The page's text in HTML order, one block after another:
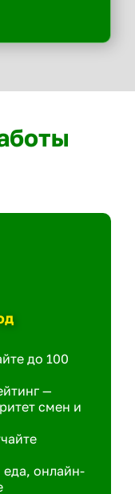
до 100
—
смен и
еда, онлайн-